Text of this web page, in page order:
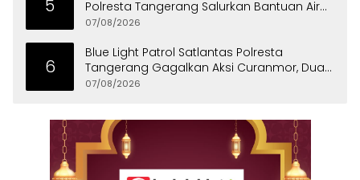
5
Polresta Tangerang Salurkan Bantuan Air
Bersih ke Panongan
07/08/2026
6
Blue Light Patrol Satlantas Polresta
Tangerang Gagalkan Aksi Curanmor, Dua
Pria Diamankan
07/08/2026